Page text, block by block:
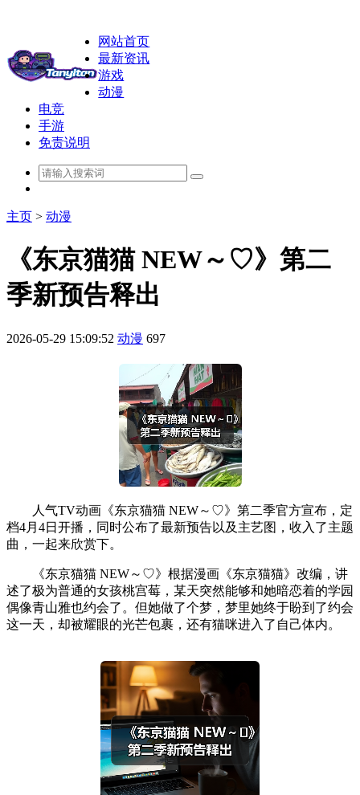
网站首页
最新资讯
游戏
动漫
电竞
手游
免责说明
主页 > 动漫
《东京猫猫 NEW～♡》第二
季新预告释出
2026-05-29 15:09:52 动漫 697
人气TV动画《东京猫猫 NEW～♡》第二季官方宣布，定
档4月4日开播，同时公布了最新预告以及主艺图，收入了主题
曲，一起来欣赏下。
《东京猫猫 NEW～♡》根据漫画《东京猫猫》改编，讲
述了极为普通的女孩桃宫莓，某天突然能够和她暗恋着的学园
偶像青山雅也约会了。但她做了个梦，梦里她终于盼到了约会
这一天，却被耀眼的光芒包裹，还有猫咪进入了自己体内。